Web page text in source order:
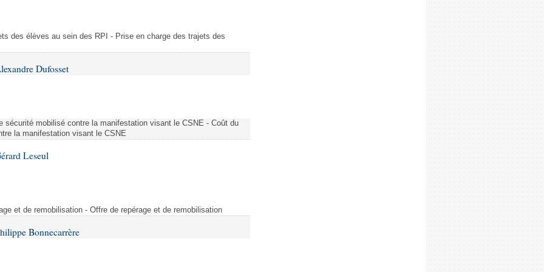
des élèves au sein des RPI - Prise en charge des trajets des
Dufosset
sécurité mobilisé contre la manifestation visant le CSNE - Coût du
la manifestation visant le CSNE
Leseul
et de remobilisation - Offre de repérage et de remobilisation
Bonnecarrère